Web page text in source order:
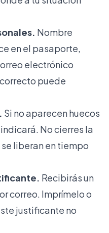
Nombre
en el pasaporte,
electrónico
puede
Si no aparecen huecos
No cierres la
liberan en tiempo
Recibirás un
correo. Imprímelo o
justificante no